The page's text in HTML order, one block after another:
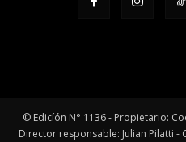
© Edicíón N° 1136 - Propietario:
Director responsable: Julian Pilatti -